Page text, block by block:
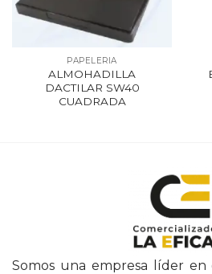
PAPELERIA
ALMOHADILLA
DACTILAR SW40
CUADRADA
Somos una empresa líder